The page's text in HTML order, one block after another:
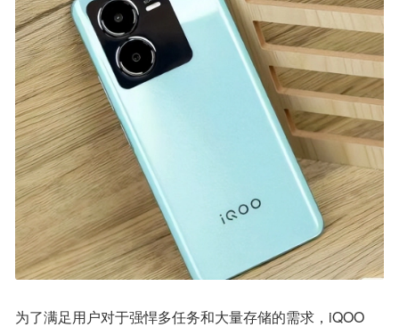
为了满足用户对于强悍多任务和大量存储的需求，iQOO